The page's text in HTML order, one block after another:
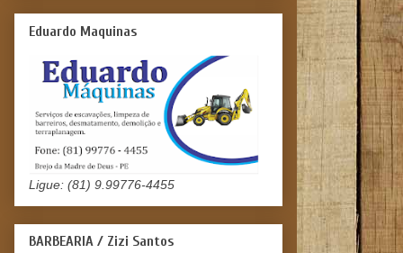
Eduardo Maquinas
Ligue: (81) 9.99776-4455
BARBEARIA / Zizi Santos